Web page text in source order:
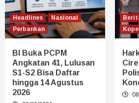
Headlines
Nasional
Perbankan
BI Buka PCPM
Angkatan 41, Lulusan
S1-S2 Bisa Daftar
hingga 14 Agustus
2026